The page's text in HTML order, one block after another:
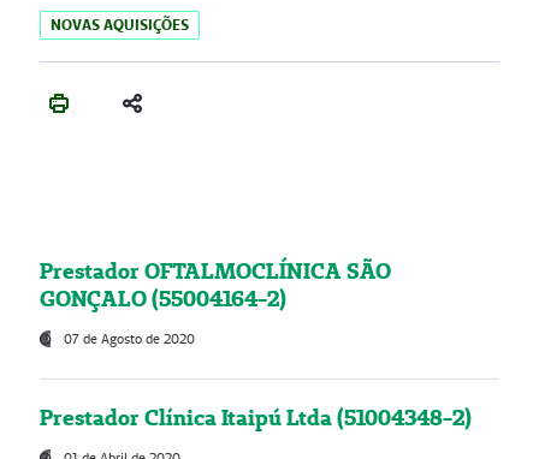
NOVAS AQUISIÇÕES
Prestador OFTALMOCLÍNICA SÃO
GONÇALO (55004164-2)
07 de Agosto de 2020
Prestador Clínica Itaipú Ltda (51004348-2)